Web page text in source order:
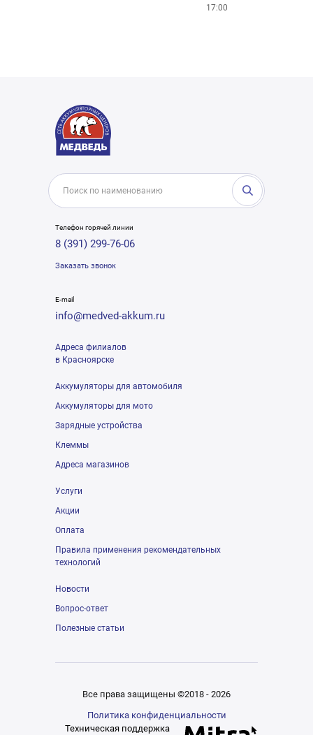
17:00
Телефон горячей линии
8 (391) 299-76-06
Заказать звонок
E-mail
info@medved-akkum.ru
Адреса филиалов
в Красноярске
Аккумуляторы для автомобиля
Аккумуляторы для мото
Зарядные устройства
Клеммы
Адреса магазинов
Услуги
Акции
Оплата
Правила применения рекомендательных
технологий
Новости
Вопрос-ответ
Полезные статьи
Все права защищены ©2018 - 2026
Политика конфиденциальности
Техническая поддержка